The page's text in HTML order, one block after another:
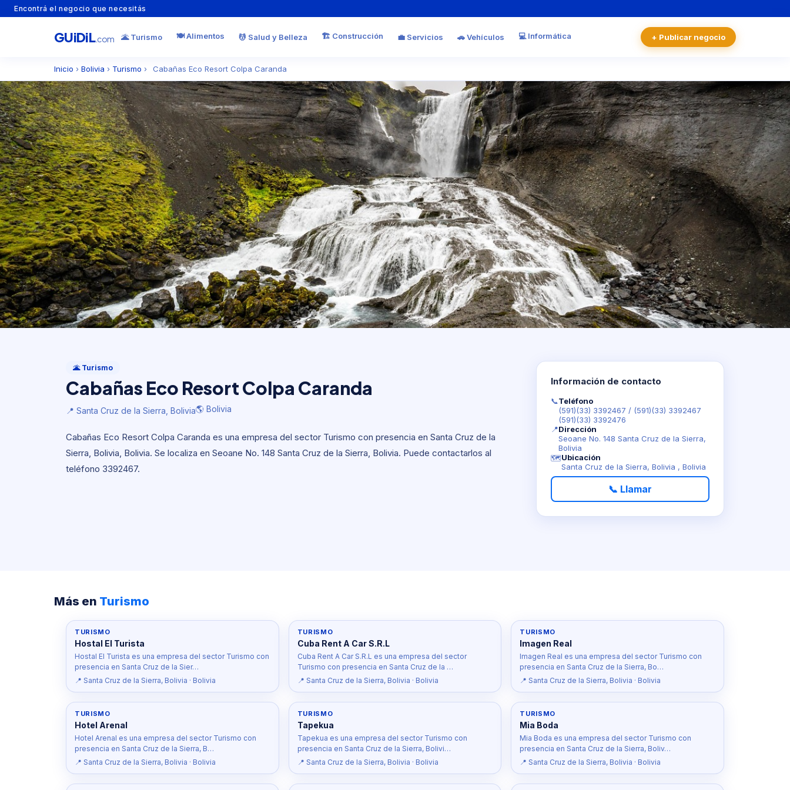
Encontrá el negocio que necesitás
GUiDiL.com 🌋 Turismo 🍽️ Alimentos 💆 Salud y Belleza 🏗️ Construcción 💼 Servicios 🚗 Vehículos 💻 Informática + Publicar negocio
Inicio › Bolivia › Turismo › Cabañas Eco Resort Colpa Caranda
Cabañas Eco Resort Colpa Caranda
🌎 Bolivia
🌋 Turismo
Cabañas Eco Resort Colpa Caranda
📍 Santa Cruz de la Sierra, Bolivia🌎 Bolivia
Cabañas Eco Resort Colpa Caranda es una empresa del sector Turismo con presencia en Santa Cruz de la
Sierra, Bolivia, Bolivia. Se localiza en Seoane No. 148 Santa Cruz de la Sierra, Bolivia. Puede contactarlos al
teléfono 3392467.
Información de contacto
📞Teléfono
(591)(33) 3392467 / (591)(33) 3392467
(591)(33) 3392476
📍Dirección
Seoane No. 148 Santa Cruz de la Sierra,
Bolivia
🗺️Ubicación
Santa Cruz de la Sierra, Bolivia , Bolivia
📞 Llamar
Más en Turismo
TURISMO
Hostal El Turista
Hostal El Turista es una empresa del sector Turismo con
presencia en Santa Cruz de la Sier…
📍 Santa Cruz de la Sierra, Bolivia · Bolivia
TURISMO
Cuba Rent A Car S.R.L
Cuba Rent A Car S.R.L es una empresa del sector
Turismo con presencia en Santa Cruz de la …
📍 Santa Cruz de la Sierra, Bolivia · Bolivia
TURISMO
Imagen Real
Imagen Real es una empresa del sector Turismo con
presencia en Santa Cruz de la Sierra, Bo…
📍 Santa Cruz de la Sierra, Bolivia · Bolivia
TURISMO
Hotel Arenal
Hotel Arenal es una empresa del sector Turismo con
presencia en Santa Cruz de la Sierra, B…
📍 Santa Cruz de la Sierra, Bolivia · Bolivia
TURISMO
Tapekua
Tapekua es una empresa del sector Turismo con
presencia en Santa Cruz de la Sierra, Bolivi…
📍 Santa Cruz de la Sierra, Bolivia · Bolivia
TURISMO
Mia Boda
Mia Boda es una empresa del sector Turismo con
presencia en Santa Cruz de la Sierra, Boliv…
📍 Santa Cruz de la Sierra, Bolivia · Bolivia